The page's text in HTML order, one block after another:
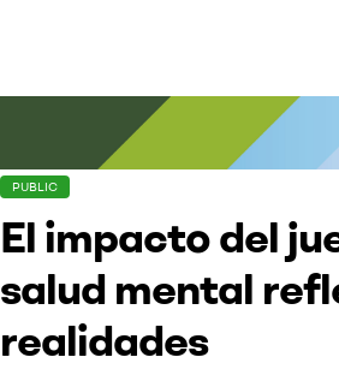
PUBLIC
El impacto del
salud mental
realidades